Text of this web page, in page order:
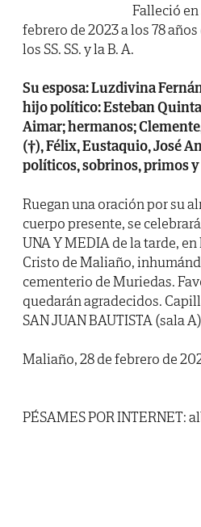
Falleció en
febrero de 2023 a los 78
los SS. SS. y la B. A.
Su esposa: Luzdivina
hijo político: Esteban
Aimar; hermanos;
(†), Félix, Eustaquio, José
políticos, sobrinos, primos
Ruegan una oración por su
cuerpo presente, se
UNA Y MEDIA de la tarde,
Cristo de Maliaño,
cementerio de Muriedas.
quedarán agradecidos.
SAN JUAN BAUTISTA (sala
Maliaño, 28 de febrero de
PÉSAMES POR INTERNET: